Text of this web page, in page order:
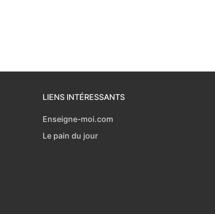
LIENS INTÉRESSANTS
Enseigne-moi.com
Le pain du jour